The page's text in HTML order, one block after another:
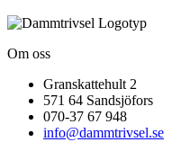
Om oss
Granskattehult 2
571 64 Sandsjöfors
070-37 67 948
info@dammtrivsel.se